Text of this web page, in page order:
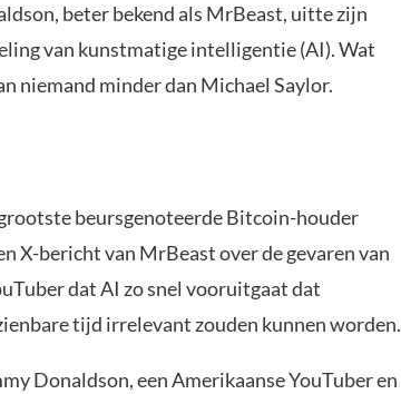
beter bekend als MrBeast, uitte zijn
van kunstmatige intelligentie (AI). Wat
niemand minder dan Michael Saylor.
beursgenoteerde Bitcoin-houder
X-bericht van MrBeast over de gevaren van
dat AI zo snel vooruitgaat dat
tijd irrelevant zouden kunnen worden.
Donaldson, een Amerikaanse YouTuber en